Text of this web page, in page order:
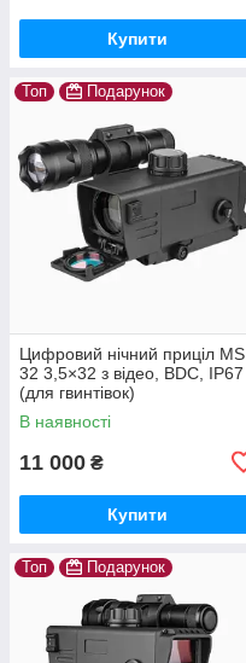
Купити
Топ Подарунок
Цифровий нічний приціл MS
32 3,5×32 з відео, BDC, IP67
(для гвинтівок)
В наявності
11 000 ₴
Купити
Топ Подарунок